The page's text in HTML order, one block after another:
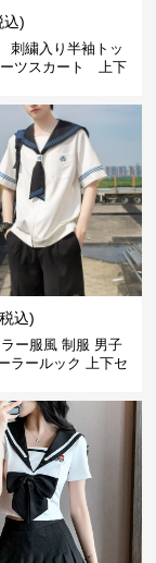
込)
刺繍入り半袖トッ
ツスカート 上下
込)
ー服風 制服 男子
ラールック 上下セ